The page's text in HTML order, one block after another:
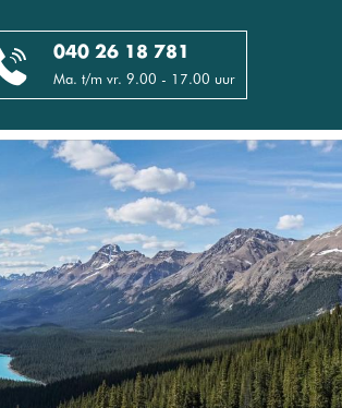
040 26 18 781
Ma. t/m vr. 9.00 - 17.00 uur